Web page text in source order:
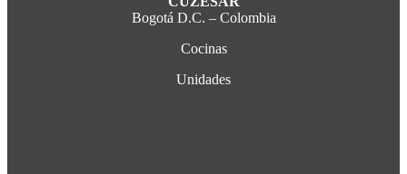
Bogotá D.C. – Colombia
Cocinas
Unidades